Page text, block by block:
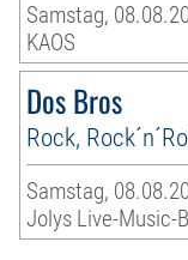
Samstag,
KAOS
Dos Bros
Rock,
Samstag,
Jolys Live-Music-